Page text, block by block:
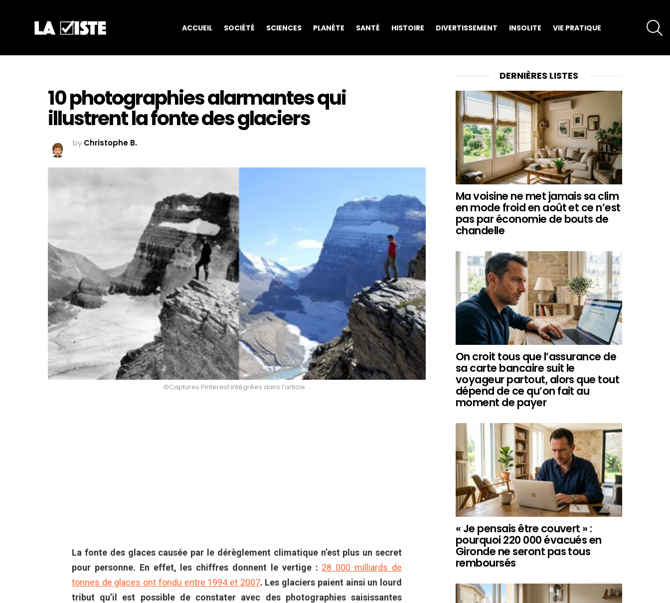
ACCUEIL SOCIÉTÉ SCIENCES PLANÈTE SANTÉ HISTOIRE DIVERTISSEMENT INSOLITE VIE PRATIQUE
10 photographies alarmantes qui
illustrent la fonte des glaciers
by Christophe B.
©Captures Pinterest intégrées dans l'article
La fonte des glaces causée par le dérèglement climatique n’est plus un secret
pour personne. En effet, les chiffres donnent le vertige : 28 000 milliards de
tonnes de glaces ont fondu entre 1994 et 2007. Les glaciers paient ainsi un lourd
tribut qu’il est possible de constater avec des photographies saisissantes
DERNIÈRES LISTES
Ma voisine ne met jamais sa clim
en mode froid en août et ce n’est
pas par économie de bouts de
chandelle
On croit tous que l’assurance de
sa carte bancaire suit le
voyageur partout, alors que tout
dépend de ce qu’on fait au
moment de payer
« Je pensais être couvert » :
pourquoi 220 000 évacués en
Gironde ne seront pas tous
remboursés